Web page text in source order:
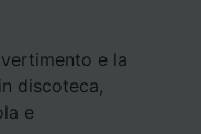
e la
discoteca,
e